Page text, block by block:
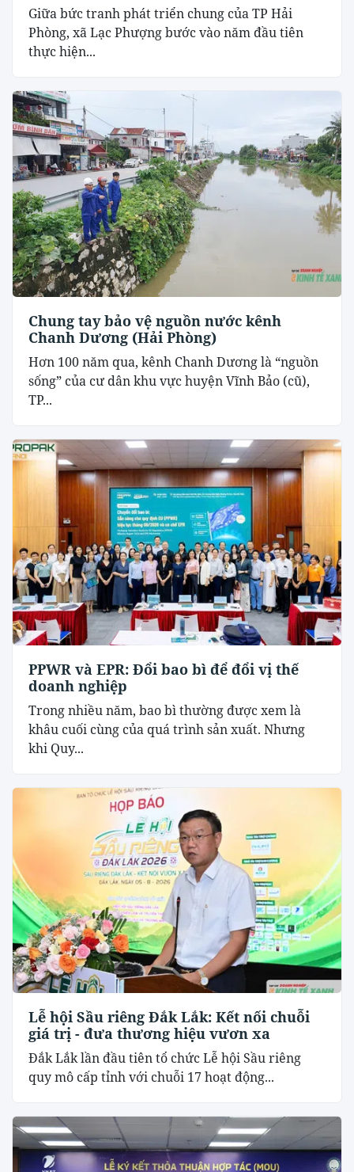
​Giữa bức tranh phát triển chung của TP Hải
Phòng, xã Lạc Phượng bước vào năm đầu tiên
thực hiện...
Chung tay bảo vệ nguồn nước kênh
Chanh Dương (Hải Phòng)
Hơn 100 năm qua, kênh Chanh Dương là “nguồn
sống” của cư dân khu vực huyện Vĩnh Bảo (cũ),
TP...
PPWR và EPR: Đổi bao bì để đổi vị thế
doanh nghiệp
Trong nhiều năm, bao bì thường được xem là
khâu cuối cùng của quá trình sản xuất. Nhưng
khi Quy...
Lễ hội Sầu riêng Đắk Lắk: Kết nối chuỗi
giá trị - đưa thương hiệu vươn xa
Đắk Lắk lần đầu tiên tổ chức Lễ hội Sầu riêng
quy mô cấp tỉnh với chuỗi 17 hoạt động...